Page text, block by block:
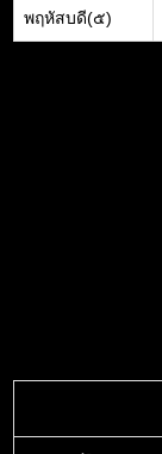
พฤหัสบดี(๕)